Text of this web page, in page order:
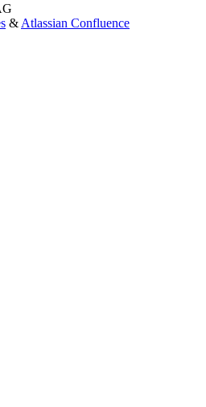
& Atlassian Confluence